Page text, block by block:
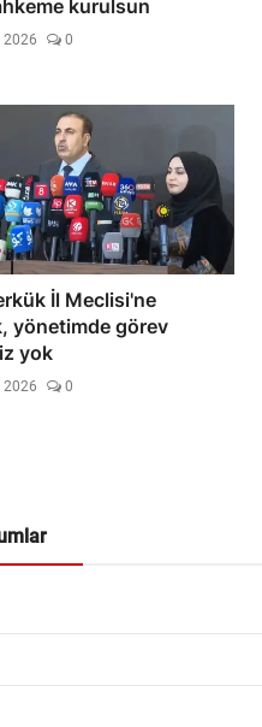
kurulsun
2026 0
İl Meclisi'ne
yönetimde görev
yok
2026 0